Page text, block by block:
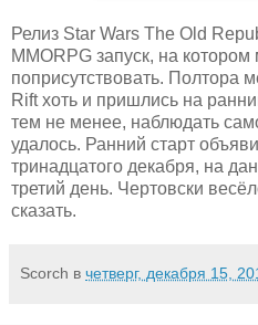
Релиз Star Wars The Old
MMORPG запуск, на котором
поприсутствовать. Полтора
Riftхоть и пришлись на
тем не менее, наблюдать
удалось. Ранний старт
тринадцатого декабря, на
третий день. Чертовски
сказать.
Scorch в четверг, декабря 15,